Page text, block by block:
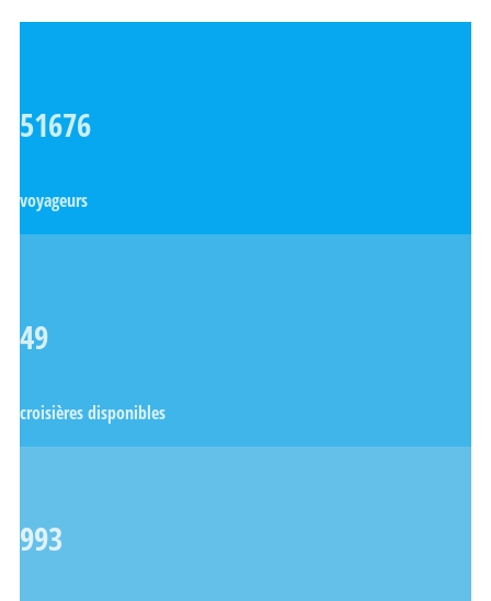
51676
voyageurs
49
croisières disponibles
993